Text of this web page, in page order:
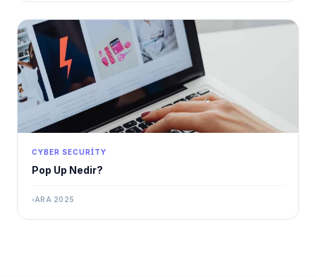
CYBER SECURITY
Pop Up Nedir?
ARA 2025